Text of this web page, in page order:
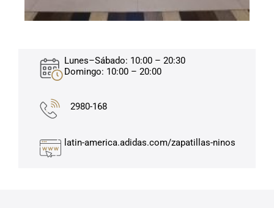
Lunes–Sábado: 10:00 – 20:30
Domingo: 10:00 – 20:00
2980-168
latin-america.adidas.com/zapatillas-ninos